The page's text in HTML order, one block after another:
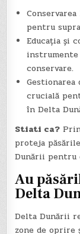
pentru
Educația și
conservare.
crucială
în Delta
Stiati ca?
proteja
Dunării
Au
Delta
Delta Dunării
zone de oprire